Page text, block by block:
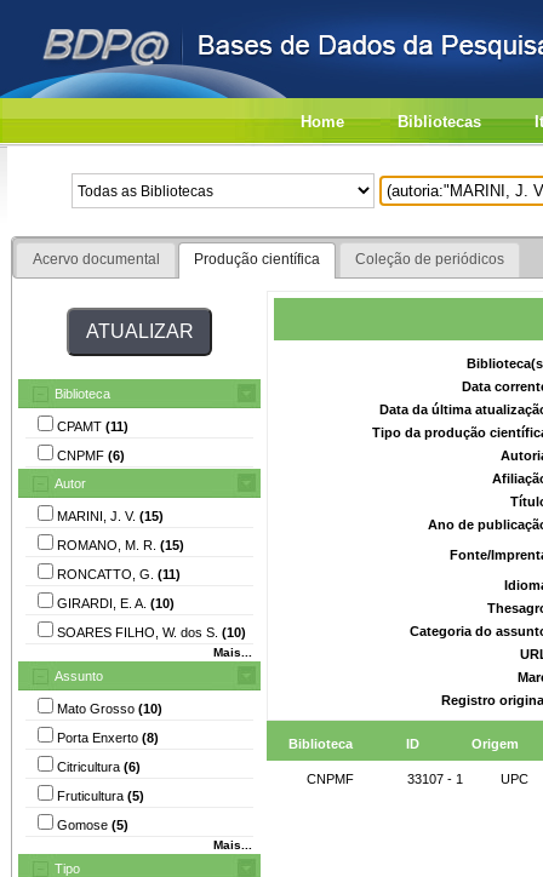
Home Bibliotecas
Acervo documental Produção científica Coleção de periódicos
Biblioteca
CPAMT (11)
CNPMF (6)
Autor
MARINI, J. V. (15)
ROMANO, M. R. (15)
RONCATTO, G. (11)
GIRARDI, E. A. (10)
SOARES FILHO, W. dos S. (10)
Mais...
Assunto
Mato Grosso (10)
Porta Enxerto (8)
Citricultura (6)
Fruticultura (5)
Gomose (5)
Mais...
Tipo
Data
Data da última
Tipo da produção
Ano de
Fonte/
Categoria do
Registro
Biblioteca ID Origem
CNPMF 33107 - 1 UPC